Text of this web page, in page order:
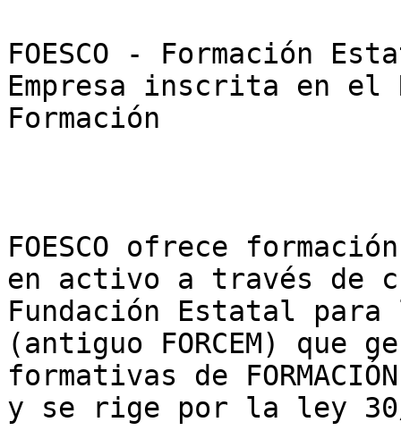
FOESCO - Formación
Empresa inscrita en el
Formación
FOESCO ofrece
en activo a través de
Fundación Estatal para
(antiguo FORCEM) que
formativas de
y se rige por la ley